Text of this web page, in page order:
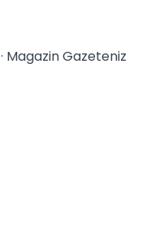
· Magazin Gazeteniz